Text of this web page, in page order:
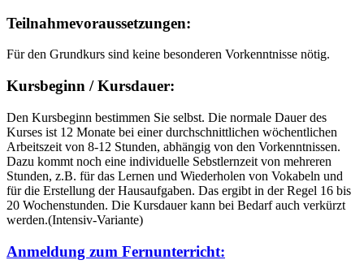
Teilnahmevoraussetzungen:
Für den Grundkurs sind keine besonderen Vorkenntnisse nötig.
Kursbeginn / Kursdauer:
Den Kursbeginn bestimmen Sie selbst. Die normale Dauer des
Kurses ist 12 Monate bei einer durchschnittlichen wöchentlichen
Arbeitszeit von 8-12 Stunden, abhängig von den Vorkenntnissen.
Dazu kommt noch eine individuelle Sebstlernzeit von mehreren
Stunden, z.B. für das Lernen und Wiederholen von Vokabeln und
für die Erstellung der Hausaufgaben. Das ergibt in der Regel 16 bis
20 Wochenstunden. Die Kursdauer kann bei Bedarf auch verkürzt
werden.(Intensiv-Variante)
Anmeldung zum Fernunterricht: